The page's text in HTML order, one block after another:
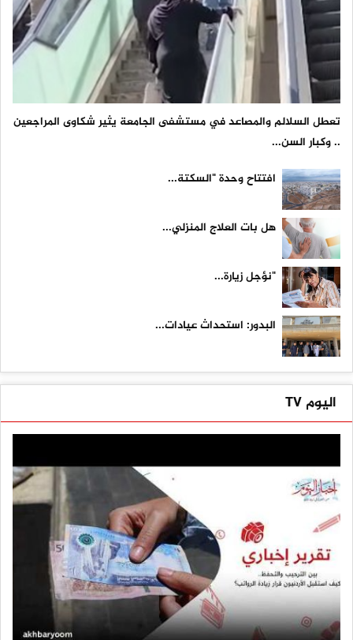
تعطل السلالم والمصاعد في مستشفى الجامعة يثير شكاوى المراجعين
.. وكبار السن...
افتتاح وحدة "السكتة...
هل بات العلاج المنزلي...
"نؤجل زيارة...
البدور: استحداث عيادات...
اليوم TV